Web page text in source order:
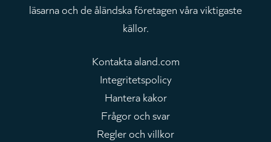
läsarna och de åländska företagen våra viktigaste
källor.
Kontakta aland.com
Integritetspolicy
Hantera kakor
Frågor och svar
Regler och villkor